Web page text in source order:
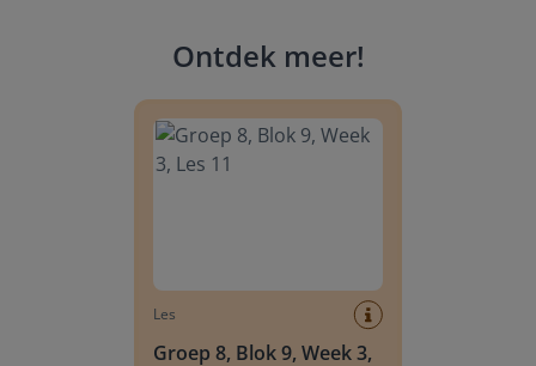
Ontdek meer!
Les
Groep 8, Blok 9, Week 3,